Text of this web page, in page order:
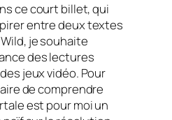
ce court billet, qui
entre deux textes
, je souhaite
des lectures
jeux vidéo. Pour
de comprendre
est pour moi un